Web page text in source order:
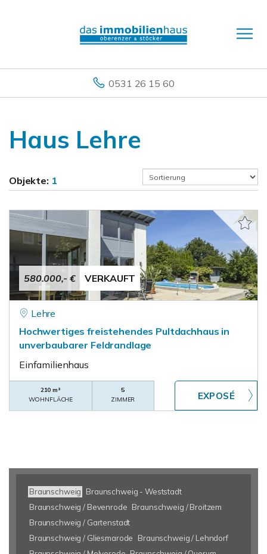
0531 26 15 60
Haus Lehre
Objekte: 1
580.000,- € VERKAUFT
Lehre
Hochwertiges freistehendes Pultdachhaus in
unverbaubarer Feldrandlage
Einfamilienhaus
210 m²
WOHNFLÄCHE
5
ZIMMER
Braunschweig
Braunschweig - Weststadt
Braunschweig / Bevenrode Braunschweig / Broitzem
Braunschweig / Gartenstadt
Braunschweig / Gliesmarode
Braunschweig / Lehndorf